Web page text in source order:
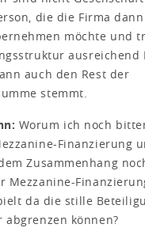
die die Firma
möchte und
ausreichend
auch den Rest der
stemmt.
Worum ich noch
Finanzierung
Zusammenhang
Mezzanine-
da die stille
abgrenzen können?